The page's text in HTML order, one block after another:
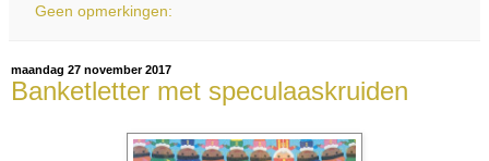
Geen opmerkingen:
maandag 27 november 2017
Banketletter met speculaaskruiden